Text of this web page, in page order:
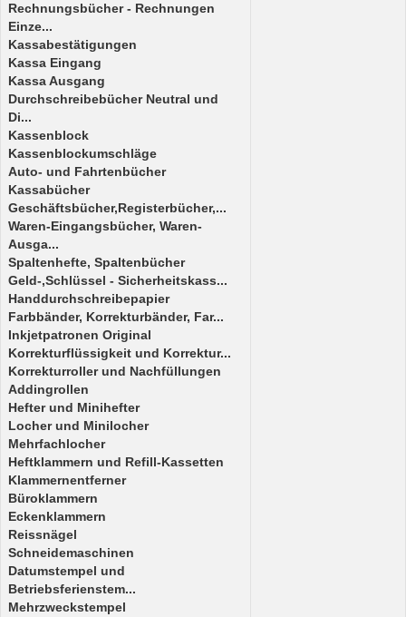
Rechnungsbücher - Rechnungen
Einze...
Kassabestätigungen
Kassa Eingang
Kassa Ausgang
Durchschreibebücher Neutral und
Di...
Kassenblock
Kassenblockumschläge
Auto- und Fahrtenbücher
Kassabücher
Geschäftsbücher,Registerbücher,...
Waren-Eingangsbücher, Waren-
Ausga...
Spaltenhefte, Spaltenbücher
Geld-,Schlüssel - Sicherheitskass...
Handdurchschreibepapier
Farbbänder, Korrekturbänder, Far...
Inkjetpatronen Original
Korrekturflüssigkeit und Korrektur...
Korrekturroller und Nachfüllungen
Addingrollen
Hefter und Minihefter
Locher und Minilocher
Mehrfachlocher
Heftklammern und Refill-Kassetten
Klammernentferner
Büroklammern
Eckenklammern
Reissnägel
Schneidemaschinen
Datumstempel und
Betriebsferienstem...
Mehrzweckstempel